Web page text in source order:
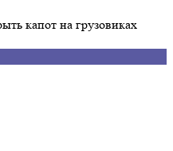
капот на грузовиках